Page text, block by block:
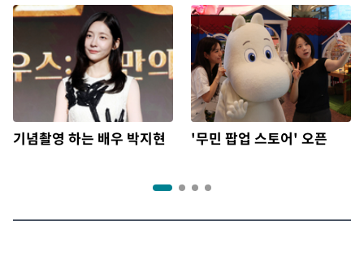
기념촬영 하는 배우 박지현 '무민 팝업 스토어' 오픈